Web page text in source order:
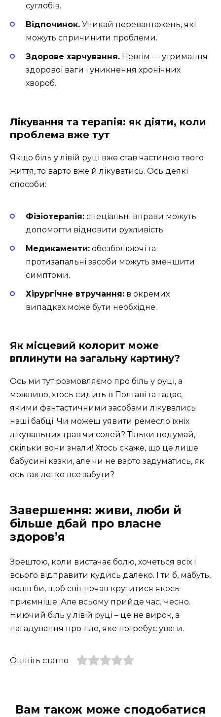
суглобів.
Відпочинок. Уникай перевантажень, які
можуть спричинити проблеми.
Здорове харчування. Невтім — утримання
здорової ваги і уникнення хронічних
хвороб.
Лікування та терапія: як діяти, коли
проблема вже тут
Якщо біль у лівій руці вже став частиною твого
життя, то варто вже й лікуватись. Ось деякі
способи:
Фізіотерапія: спеціальні вправи можуть
допомогти відновити рухливість.
Медикаменти: обезболюючі та
протизапальні засоби можуть зменшити
симптоми.
Хірургічне втручання: в окремих
випадках може бути необхідне.
Як місцевий колорит може
вплинути на загальну картину?
Ось ми тут розмовляємо про біль у руці, а
можливо, хтось сидить в Полтаві та гадає,
якими фантастичними засобами лікувались
наші бабці. Чи можеш уявити ремесло їхніх
лікувальних трав чи солей? Тільки подумай,
скільки вони знали! Хтось скаже, що це лише
бабусині казки, але чи не варто задуматись, як
ось так легко все забути?
Завершення: живи, люби й
більше дбай про власне
здоров’я
Зрештою, коли вистачає болю, хочеться всіх і
всього відправити кудись далеко. І ти б, мабуть,
волів би, щоб світ почав крутитися якось
приємніше. Але всьому прийде час. Чесно.
Ниючий біль у лівій руці – це не вирок, а
нагадування про тіло, яке потребує уваги.
Оцініть статтю
Вам також може сподобатися